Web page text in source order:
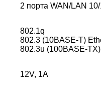
2 порта WAN/LAN
802.1q
802.3 (10BASE-T)
802.3u (100BASE-
12V, 1A